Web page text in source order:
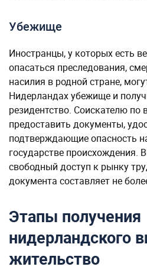
Убежище
Иностранцы, у которых есть
опасаться преследования,
насилия в родной стране,
Нидерландах убежище и
резидентство. Соискателю по
предоставить документы,
подтверждающие опасность
государстве происхождения.
свободный доступ к рынку
документа составляет не
Этапы получения
нидерландского
жительство